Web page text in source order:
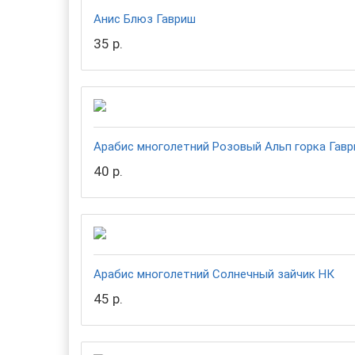
Анис Блюз Гавриш
35 р.
Арабис многолетний Розовый Альп горка
40 р.
Арабис многолетний Солнечный зайчик НК
45 р.